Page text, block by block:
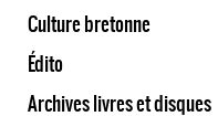
Culture bretonne
Édito
Archives livres et disques